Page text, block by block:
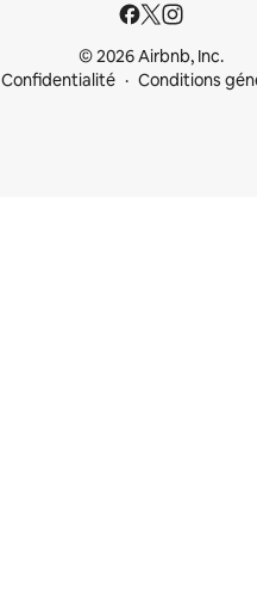
© 2026 Airbnb, Inc.
Confidentialité
Conditions